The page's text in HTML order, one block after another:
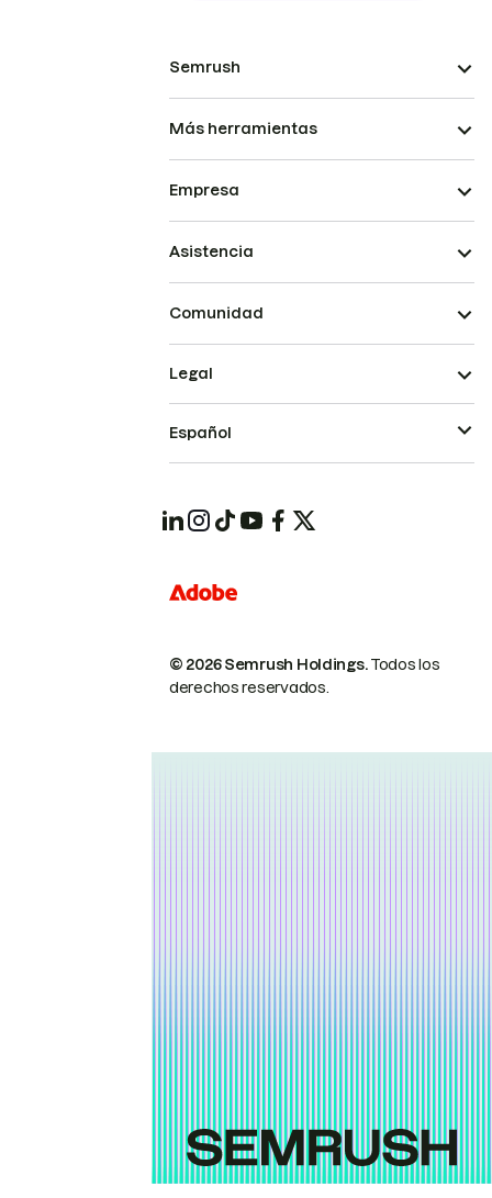
Semrush
Más herramientas
Empresa
Asistencia
Comunidad
© 2026 Semrush Holdings.Todos los
derechos reservados.
Legal
Español